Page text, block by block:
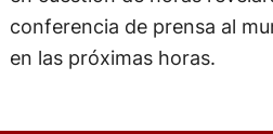
conferencia de prensa al
en las próximas horas.